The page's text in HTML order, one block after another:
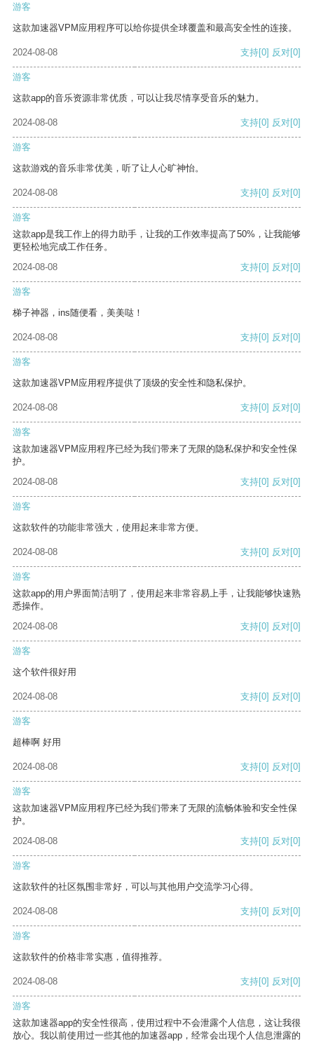
游客
这款加速器VPM应用程序可以给你提供全球覆盖和最高安全性的连接。
2024-08-08 支持[0] 反对[0]
游客
这款app的音乐资源非常优质，可以让我尽情享受音乐的魅力。
2024-08-08 支持[0] 反对[0]
游客
这款游戏的音乐非常优美，听了让人心旷神怡。
2024-08-08 支持[0] 反对[0]
游客
这款app是我工作上的得力助手，让我的工作效率提高了50%，让我能够
更轻松地完成工作任务。
2024-08-08
支持[0] 反对[0]
游客
梯子神器，ins随便看，美美哒！
2024-08-08 支持[0] 反对[0]
游客
这款加速器VPM应用程序提供了顶级的安全性和隐私保护。
2024-08-08 支持[0] 反对[0]
游客
这款加速器VPM应用程序已经为我们带来了无限的隐私保护和安全性保
护。
2024-08-08
支持[0] 反对[0]
游客
这款软件的功能非常强大，使用起来非常方便。
2024-08-08 支持[0] 反对[0]
游客
这款app的用户界面简洁明了，使用起来非常容易上手，让我能够快速熟
悉操作。
2024-08-08
支持[0] 反对[0]
游客
这个软件很好用
2024-08-08 支持[0] 反对[0]
游客
超棒啊 好用
2024-08-08 支持[0] 反对[0]
游客
这款加速器VPM应用程序已经为我们带来了无限的流畅体验和安全性保
护。
2024-08-08
支持[0] 反对[0]
游客
这款软件的社区氛围非常好，可以与其他用户交流学习心得。
2024-08-08 支持[0] 反对[0]
游客
这款软件的价格非常实惠，值得推荐。
2024-08-08 支持[0] 反对[0]
游客
这款加速器app的安全性很高，使用过程中不会泄露个人信息，这让我很
放心。我以前使用过一些其他的加速器app，经常会出现个人信息泄露的